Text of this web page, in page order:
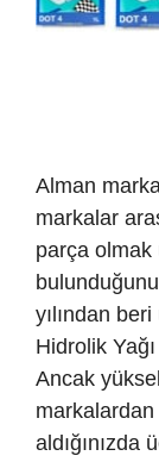
Alman
markalar
parça olmak
yılından
Hidrolik
Ancak
markalardan
aldığınızda